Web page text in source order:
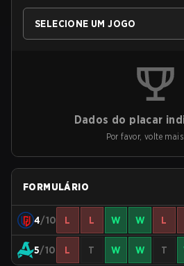
SELECIONE UM JOGO
Dados do placar
Por favor, volte
FORMULÁRIO
4/10 L L W W L
5/10 L T W W T